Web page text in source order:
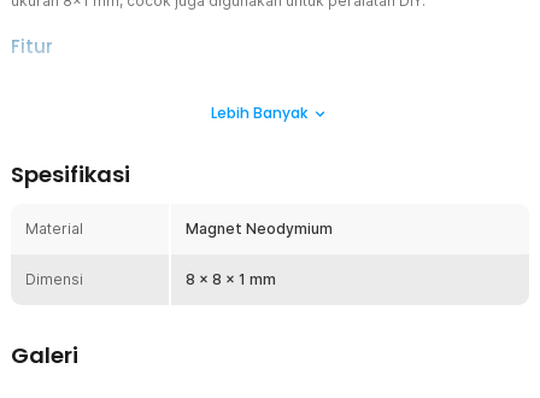
Fitur
Magnet Neodymium memiliki kekuatan magnetik yang sangat
waktu. Ini membuat mereka menjadi pilihan yang andal dan tahan
Magnet Kuat Multifungsi
generator, mesin industri, peralatan medis, peralatan audio,
memungkinkan efisiensi yang lebih tinggi dan ukuran yang lebih
kecil dalam banyak perangkat industri.
Lebih Banyak
Spesifikasi
Material Magnet Neodymium
Dimensi 8 x 8 x 1 mm
Galeri